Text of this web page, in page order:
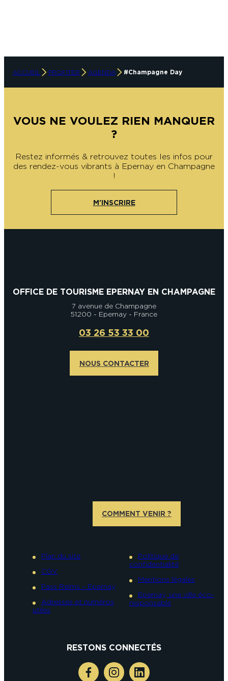
ACCUEIL PROFITER AGENDA #Champagne Day
VOUS NE VOULEZ RIEN MANQUER
?
Restez informés & retrouvez toutes les infos pour
des rendez-vous vibrants à Epernay en Champagne
!
M'INSCRIRE
OFFICE DE TOURISME EPERNAY EN CHAMPAGNE
7 avenue de Champagne
51200 - Epernay - France
03 26 53 33 00
NOUS CONTACTER
COMMENT VENIR ?
Plan du site
CGV
Pass Reims – Epernay
Adresses et numéros
utiles
Politique de
confidentialité
Mentions légales
Epernay, une ville éco-
responsable
RESTONS CONNECTÉS